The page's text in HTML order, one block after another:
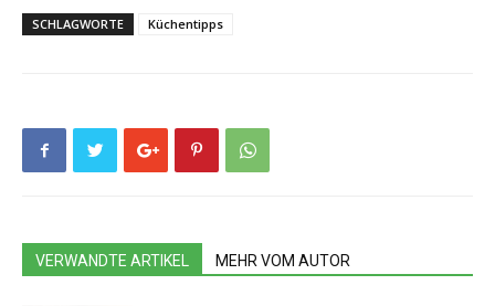
SCHLAGWORTE Küchentipps
VERWANDTE ARTIKEL MEHR VOM AUTOR